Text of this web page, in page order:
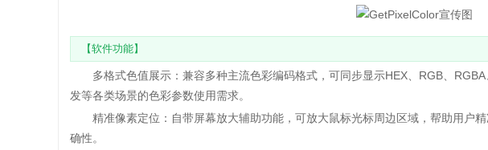
【软件功能】
多格式色值展示：兼容多种主流色彩编码格式，可同步显示HEX、RGB、
发等各类场景的色彩参数使用需求。
精准像素定位：自带屏幕放大辅助功能，可放大鼠标光标周边区域，帮助用户
确性。